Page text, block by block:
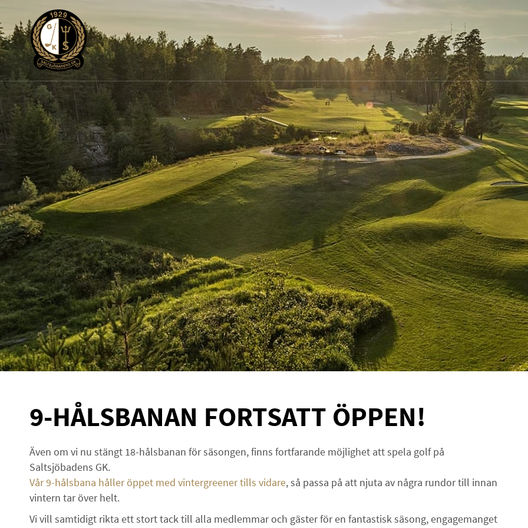
9-HÅLSBANAN FORTSATT ÖPPEN!
Även om vi nu stängt 18-hålsbanan för säsongen, finns fortfarande möjlighet att spela golf på
Saltsjöbadens GK.
Vår 9-hålsbana håller öppet med vintergreener tills vidare, så passa på att njuta av några rundor till innan
vintern tar över helt.
Vi vill samtidigt rikta ett stort tack till alla medlemmar och gäster för en fantastisk säsong, engagemanget